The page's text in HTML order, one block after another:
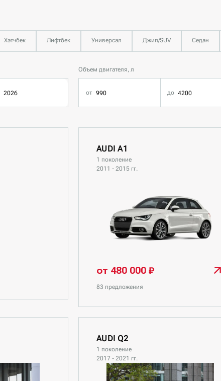
Хэтчбек Лифтбек Универсал Джип/SUV Седан
Объем двигателя, л
AUDI A1
1 поколение
2011 - 2015 гг.
от 480 000 ₽
83 предложения
AUDI Q2
1 поколение
2017 - 2021 гг.